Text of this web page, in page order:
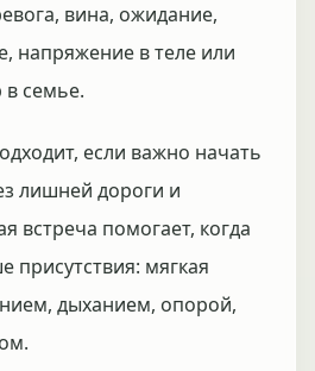
вина, ожидание,
напряжение в теле или
в семье.
если важно начать
лишней дороги и
встреча помогает, когда
присутствия: мягкая
дыханием, опорой,